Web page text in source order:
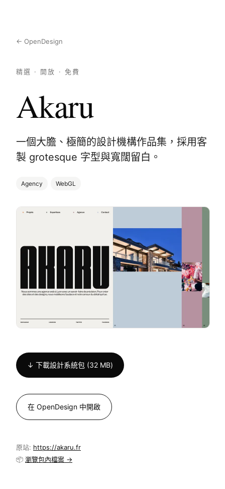
← OpenDesign
精選 · 開放 · 免費
Akaru
一個大膽、極簡的設計機構作品集，採用客
製 grotesque 字型與寬闊留白。
Agency WebGL
↓ 下載設計系統包 (32 MB)
在 OpenDesign 中開啟
原站: https://akaru.fr
📦 瀏覽包內檔案 →